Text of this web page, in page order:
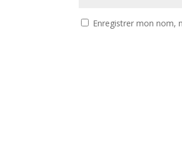
Enregistrer mon nom,